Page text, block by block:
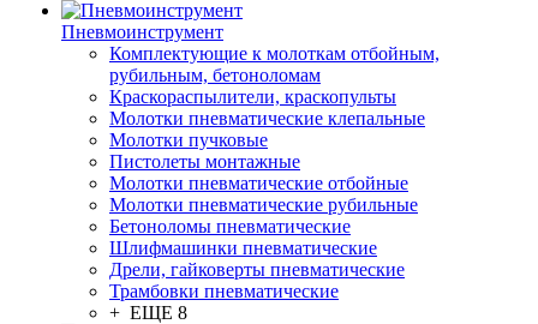
Пневмоинструмент
Комплектующие к молоткам отбойным,
рубильным, бетоноломам
Краскораспылители, краскопульты
Молотки пневматические клепальные
Молотки пучковые
Пистолеты монтажные
Молотки пневматические отбойные
Молотки пневматические рубильные
Бетоноломы пневматические
Шлифмашинки пневматические
Дрели, гайковерты пневматические
Трамбовки пневматические
+ ЕЩЕ 8